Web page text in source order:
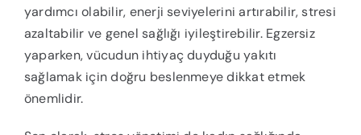
yardımcı olabilir, enerji seviyelerini artırabilir, stresi
azaltabilir ve genel sağlığı iyileştirebilir. Egzersiz
yaparken, vücudun ihtiyaç duyduğu yakıtı
sağlamak için doğru beslenmeye dikkat etmek
önemlidir.